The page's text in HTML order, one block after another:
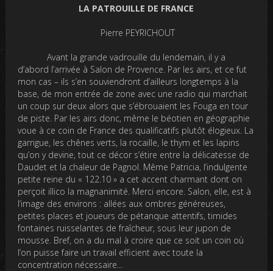
LA PATROUILLE DE FRANCE
Pierre PEYRICHOUT
Avant la grande vadrouille du lendemain, il y a
d’abord l’arrivée à Salon de Provence. Par les airs, et ce fut
mon cas – ils s’en souviendront d’ailleurs longtemps à la
base, de mon entrée de zone avec une radio qui marchait
un coup sur deux alors que s’ébrouaient les Fouga en tour
de piste. Par les airs donc, même le béotien en géographie
voue à ce coin de France des qualificatifs plutôt élogieux. La
garrigue, les chênes verts, la rocaille, le thym et les lapins
qu’on y devine, tout ce décor s’étire entre la délicatesse de
Daudet et la chaleur de Pagnol. Même Patricia, l’indulgente
petite reine du « 122.10 » a cet accent charmant dont on
perçoit illico la magnanimité. Merci encore. Salon, elle, est à
l’image des environs : allées aux ombres généreuses,
petites places et joueurs de pétanque attentifs, timides
fontaines ruisselantes de fraîcheur, sous leur jupon de
mousse. Bref, on a du mal à croire que ce soit un coin où
l’on puisse faire un travail efficient avec toute la
concentration nécessaire…